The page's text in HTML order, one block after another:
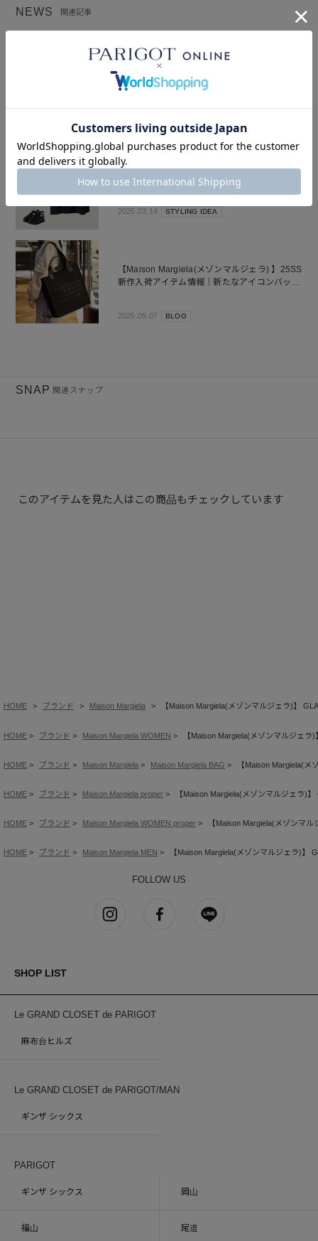
NEWS 関連記事
Maison Margielaのアイコンを、今のあなた
へ。｜Maison Margiela -ICON
COLLECTION-
2026.05.05 特集
25SS vol.6
– 春の甘めワンピはブラックで、春色の小物や
シアーアイテムを合わせて軽やかさを。 –
2025.03.14 STYLING IDEA
【Maison Margiela(メゾンマルジェラ) 】25SS
新作入荷アイテム情報｜新たなアイコンバッグ
2025.05.07 BLOG
SNAP 関連スナップ
このアイテムを見た人はこの商品もチェックしています
HOME ブランド Maison Margiela 【Maison Margiela(メゾンマルジェラ)】
HOME ブランド Maison Margiela WOMEN 【Maison Margiela(メゾンマルジェ
HOME ブランド Maison Margiela Maison Margiela BAG 【Maison Margiela(メ
HOME ブランド Maison Margiela proper 【Maison Margiela(メゾンマルジェラ)
HOME ブランド Maison Margiela WOMEN proper 【Maison Margiela(メゾンマ
HOME ブランド Maison Margiela MEN 【Maison Margiela(メゾンマルジェラ)】
FOLLOW US
SHOP LIST
Le GRAND CLOSET de PARIGOT
麻布台ヒルズ
Le GRAND CLOSET de PARIGOT/MAN
ギンザ シックス
PARIGOT
ギンザ シックス 岡山
福山 尾道